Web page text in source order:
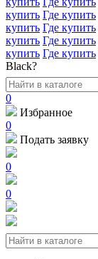
купить Где купить
купить Где купить
купить Где купить
купить Где купить
Black?
0
Избранное
0
Подать заявку
0
0